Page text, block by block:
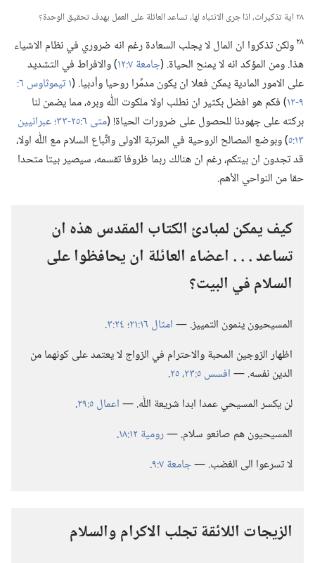
٢٨ اية تذكيرات،‏ اذا جرى الانتباه لها،‏ تساعد العائلة على العمل بهدف تحقيق الوحدة؟‏
٢٨ولكن تذكروا ان المال لا يجلب السعادة رغم انه ضروري في نظام الاشياء
هذا.‏ ومن المؤكد انه لا يمنح الحياة.‏ (‏جامعة ٧:‏١٢
‏)‏ والافراط في التشديد
على الامور المادية يمكن فعلا ان يكون مدمِّرا روحيا وأدبيا.‏ (‏
٩-‏١٢
‏)‏ فكم هو افضل بكثير ان نطلب اولا ملكوت اللّٰه وبره،‏ مما يضمن لنا
بركته على جهودنا للحصول على ضرورات الحياة!‏ (‏متى ٦:‏​٢٥-‏٣٣؛‏
عبرانيين
١٣:‏٥ ‏)‏ وبوضع المصالح الروحية في المرتبة الاولى واتِّباع السلام مع اللّٰه اولا،‏
قد تجدون ان بيتكم،‏ رغم ان هنالك ربما ظروفا تقسمه،‏ سيصير بيتا متحدا
حقا من النواحي الأهم.‏
كيف يمكن لمبادئ الكتاب المقدس هذه ان
تساعد .‏ .‏ .‏ اعضاء العائلة ان يحافظوا على
السلام في البيت؟‏
المسيحيون ينمون التمييز.‏ —‏امثال ١٦:‏٢١؛‏
‏.‏
اظهار الزوجين المحبة والاحترام في الزواج لا يعتمد على كونهما من
الدين نفسه.‏ —‏افسس ٥:‏​٢٣،‏
‏.‏
لن يكسر المسيحي عمدا ابدا شريعة اللّٰه.‏ —‏اعمال ٥:‏٢٩
‏.‏
المسيحيون هم صانعو سلام.‏ —‏رومية ١٢:‏١٨
‏.‏
لا تسرعوا الى الغضب.‏ —‏جامعة ٧:‏٩ ‏.‏
الزيجات اللائقة تجلب الاكرام والسلام